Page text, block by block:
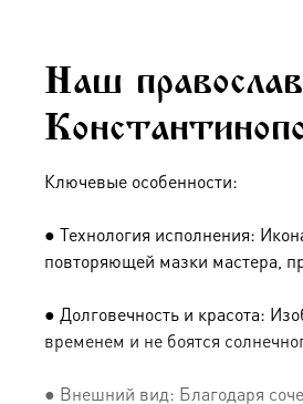
Наш
Ключевые особенности:
● Технология исполнения:
повторяющей мазки мастера,
● Долговечность и красота:
временем и не боятся
● Внешний вид: Благодаря